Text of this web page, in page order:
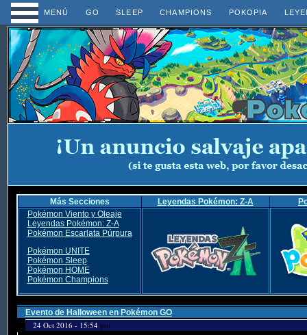
MENÚ GO SLEEP CHAMPIONS POKOPIA
Más Secciones Leyendas Pokémon: Z-A
Pokémon Viento y Oleaje
Leyendas Pokémon: Z-A
Pokémon Escarlata Púrpura
Pokémon UNITE
Pokémon Sleep
Pokémon HOME
Pokémon Champions
Evento de Halloween en Pokémon GO
24 Oct 2016 - 15:54 por